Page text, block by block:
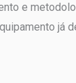
e
já